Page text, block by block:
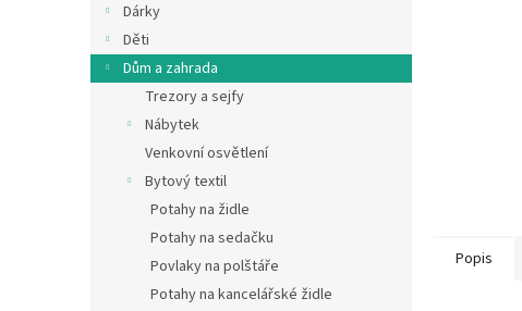
Dárky
Děti
Dům a zahrada
Trezory a sejfy
Nábytek
Venkovní osvětlení
Bytový textil
Potahy na židle
Potahy na sedačku
Povlaky na polštáře
Potahy na kancelářské židle
Popis